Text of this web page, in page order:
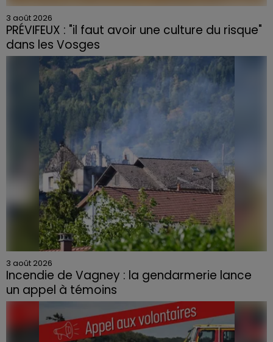
3 août 2026
PRÉVIFEUX : "il faut avoir une culture du risque"
dans les Vosges
3 août 2026
Incendie de Vagney : la gendarmerie lance
un appel à témoins
Le feu, parti d'une haie avant de se propager au
quartier résidentiel, avait détruit deux habitations et
contraint à l'évacuation d'une centaine de personnes.